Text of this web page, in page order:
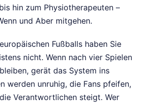
hin zum Physiotherapeuten –
und Aber mitgehen.
Fußballs haben Sie
nicht. Wenn nach vier Spielen
gerät das System ins
werden unruhig, die Fans pfeifen,
Verantwortlichen steigt. Wer